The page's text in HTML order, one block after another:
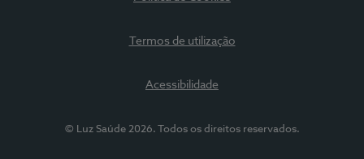
Termos de utilização
Acessibilidade
© Luz Saúde 2026. Todos os direitos reservados.